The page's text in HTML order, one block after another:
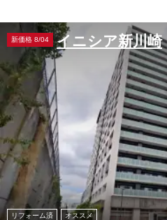
新価格 8/04 イニシア新川崎
リフォーム済 オススメ